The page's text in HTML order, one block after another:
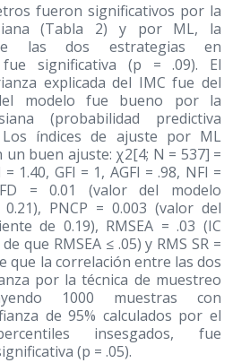
fueron significativos por la
(Tabla 2) y por ML, la
las dos estrategias en
significativa (p = .09). El
explicada del IMC fue del
modelo fue bueno por la
(probabilidad predictiva
índices de ajuste por ML
buen ajuste: χ2[4; N = 537] =
1.40, GFI = 1, AGFI = .98, NFI =
= 0.01 (valor del modelo
PNCP = 0.003 (valor del
de 0.19), RMSEA = .03 (IC
que RMSEA ≤ .05) y RMS SR =
que la correlación entre las dos
por la técnica de muestreo
1000 muestras con
de 95% calculados por el
insesgados, fue
(p = .05).